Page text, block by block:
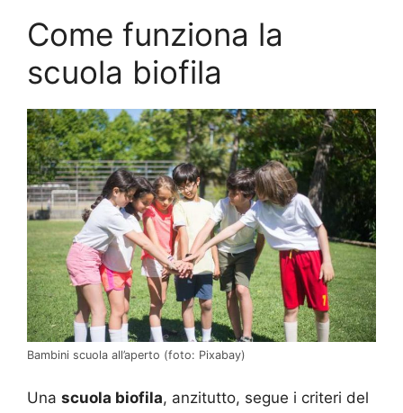
Come funziona la
scuola biofila
Bambini scuola all’aperto (foto: Pixabay)
Una scuola biofila, anzitutto, segue i criteri del